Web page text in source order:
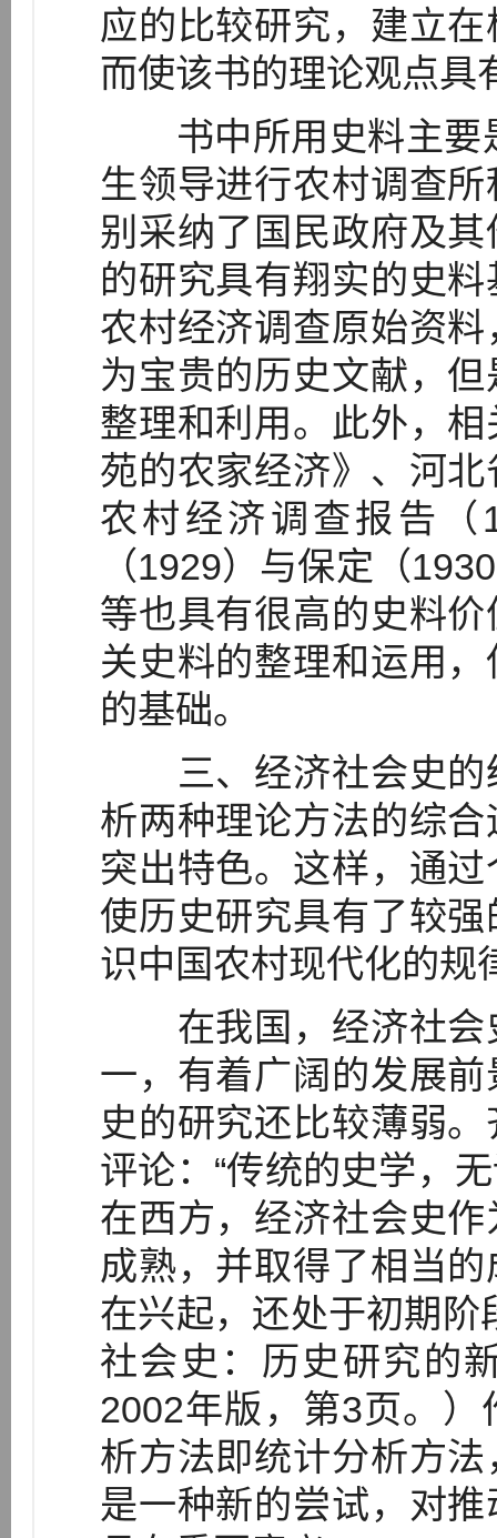
应的比较研究，建立
而使该书的理论观点具
书中所用史料主要
生领导进行农村调查
别采纳了国民政府及
的研究具有翔实的史
农村经济调查原始资
为宝贵的历史文献，
整理和利用。此外，
苑的农家经济》、河
农村经济调查报告
（1929）与保定（
等也具有很高的史料
关史料的整理和运用
的基础。
三、经济社会史的
析两种理论方法的综
突出特色。这样，通
使历史研究具有了较
识中国农村现代化的规
在我国，经济社会
一，有着广阔的发展
史的研究还比较薄弱
评论：“传统的史学，
在西方，经济社会史
成熟，并取得了相当
在兴起，还处于初期
社会史：历史研究的
2002年版，第3页。
析方法即统计分析方
是一种新的尝试，对